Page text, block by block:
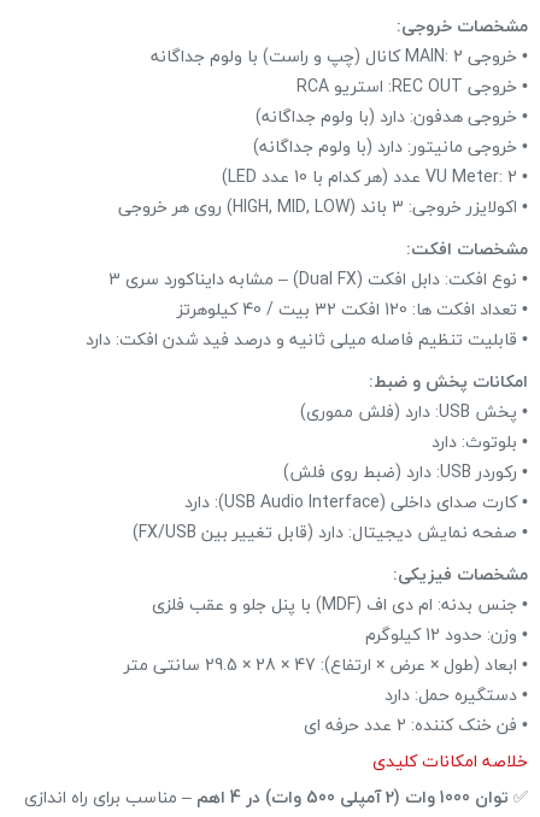
مشخصات خروجی:
• خروجی MAIN: 2 کانال (چپ و راست) با ولوم جداگانه
• خروجی REC OUT: استریو RCA
• خروجی هدفون: دارد (با ولوم جداگانه)
• خروجی مانیتور: دارد (با ولوم جداگانه)
• VU Meter: 2 عدد (هر کدام با 10 عدد LED)
• اکولایزر خروجی: 3 باند (HIGH, MID, LOW) روی هر خروجی
مشخصات افکت:
• نوع افکت: دابل افکت (Dual FX) – مشابه دایناکورد سری 3
• تعداد افکت ها: 120 افکت 32 بیت / 40 کیلوهرتز
• قابلیت تنظیم فاصله میلی ثانیه و درصد فید شدن افکت: دارد
امکانات پخش و ضبط:
• پخش USB: دارد (فلش مموری)
• بلوتوث: دارد
• رکوردر USB: دارد (ضبط روی فلش)
• کارت صدای داخلی (USB Audio Interface): دارد
• صفحه نمایش دیجیتال: دارد (قابل تغییر بین FX/USB)
مشخصات فیزیکی:
• جنس بدنه: ام دی اف (MDF) با پنل جلو و عقب فلزی
• وزن: حدود 12 کیلوگرم
• ابعاد (طول × عرض × ارتفاع): 47 × 28 × 29.5 سانتی متر
• دستگیره حمل: دارد
• فن خنک کننده: 2 عدد حرفه ای
خلاصه امکانات کلیدی
✅ توان 1000 وات (2 آمپلی 500 وات) در 4 اهم
– مناسب برای راه اندازی